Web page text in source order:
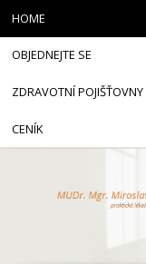
HOME
OBJEDNEJTE SE
ZDRAVOTNÍ POJIŠŤOVNY
CENÍK